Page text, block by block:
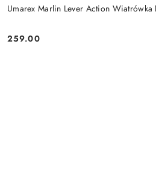
Umarex Marlin Lever Action
Cena:
259.00